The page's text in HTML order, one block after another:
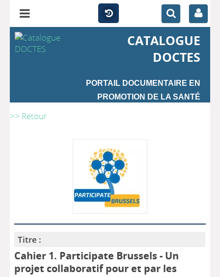
CATALOGUE
DOCTES
PORTAIL DOCUMENTAIRE EN
PROMOTION DE LA SANTÉ
>> Retour
Titre :
Cahier 1. Participate Brussels - Un
projet collaboratif pour et par les